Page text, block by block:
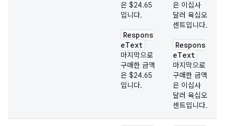
은 $24.65
입니다.
Respons
eText
마지막으로
구매한 금액
은 $24.65
입니다.
은 이십사
달러 육십오
센트입니다.
Respons
eText
마지막으로
구매한 금액
은 이십사
달러 육십오
센트입니다.